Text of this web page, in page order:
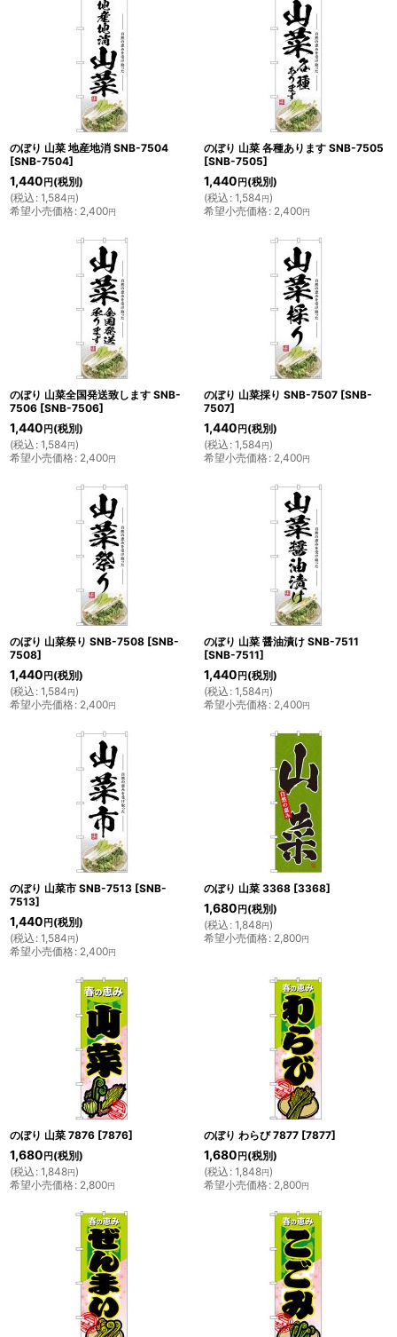
のぼり 山菜 地産地消 SNB-7504
[SNB-7504]
1,440 円 (税別)
(税込 : 1,584円)
希望小売価格: 2,400円
のぼり 山菜 各種あります SNB-7505
[SNB-7505]
1,440 円 (税別)
(税込 : 1,584円)
希望小売価格: 2,400円
のぼり 山菜全国発送致します SNB-
7506 [SNB-7506]
1,440 円 (税別)
(税込 : 1,584円)
希望小売価格: 2,400円
のぼり 山菜採り SNB-7507 [SNB-
7507]
1,440 円 (税別)
(税込 : 1,584円)
希望小売価格: 2,400円
のぼり 山菜祭り SNB-7508 [SNB-
7508]
1,440 円 (税別)
(税込 : 1,584円)
希望小売価格: 2,400円
のぼり 山菜 醤油漬け SNB-7511
[SNB-7511]
1,440 円 (税別)
(税込 : 1,584円)
希望小売価格: 2,400円
のぼり 山菜市 SNB-7513 [SNB-
7513]
1,440 円 (税別)
(税込 : 1,584円)
希望小売価格: 2,400円
のぼり 山菜 3368 [3368]
1,680 円 (税別)
(税込 : 1,848円)
希望小売価格: 2,800円
のぼり 山菜 7876 [7876]
1,680 円 (税別)
(税込 : 1,848円)
希望小売価格: 2,800円
のぼり わらび 7877 [7877]
1,680 円 (税別)
(税込 : 1,848円)
希望小売価格: 2,800円